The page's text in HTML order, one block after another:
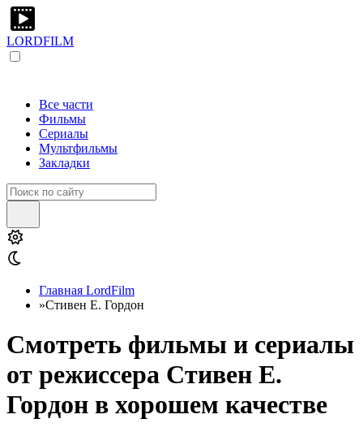
LORDFILM
Все части
Фильмы
Сериалы
Мультфильмы
Закладки
Главная LordFilm
»Стивен Е. Гордон
Смотреть фильмы и сериалы
от режиссера Стивен Е.
Гордон в хорошем качестве